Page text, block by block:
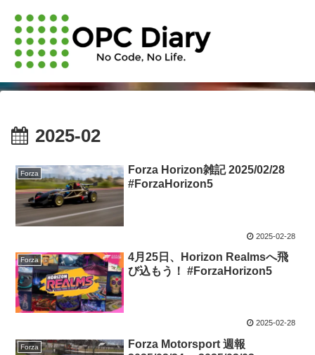
2025-02
Forza
Forza Horizon雑記 2025/02/28
#ForzaHorizon5
2025-02-28
Forza
4月25日、Horizon Realmsへ飛
び込もう！ #ForzaHorizon5
2025-02-28
Forza
Forza Motorsport 週報